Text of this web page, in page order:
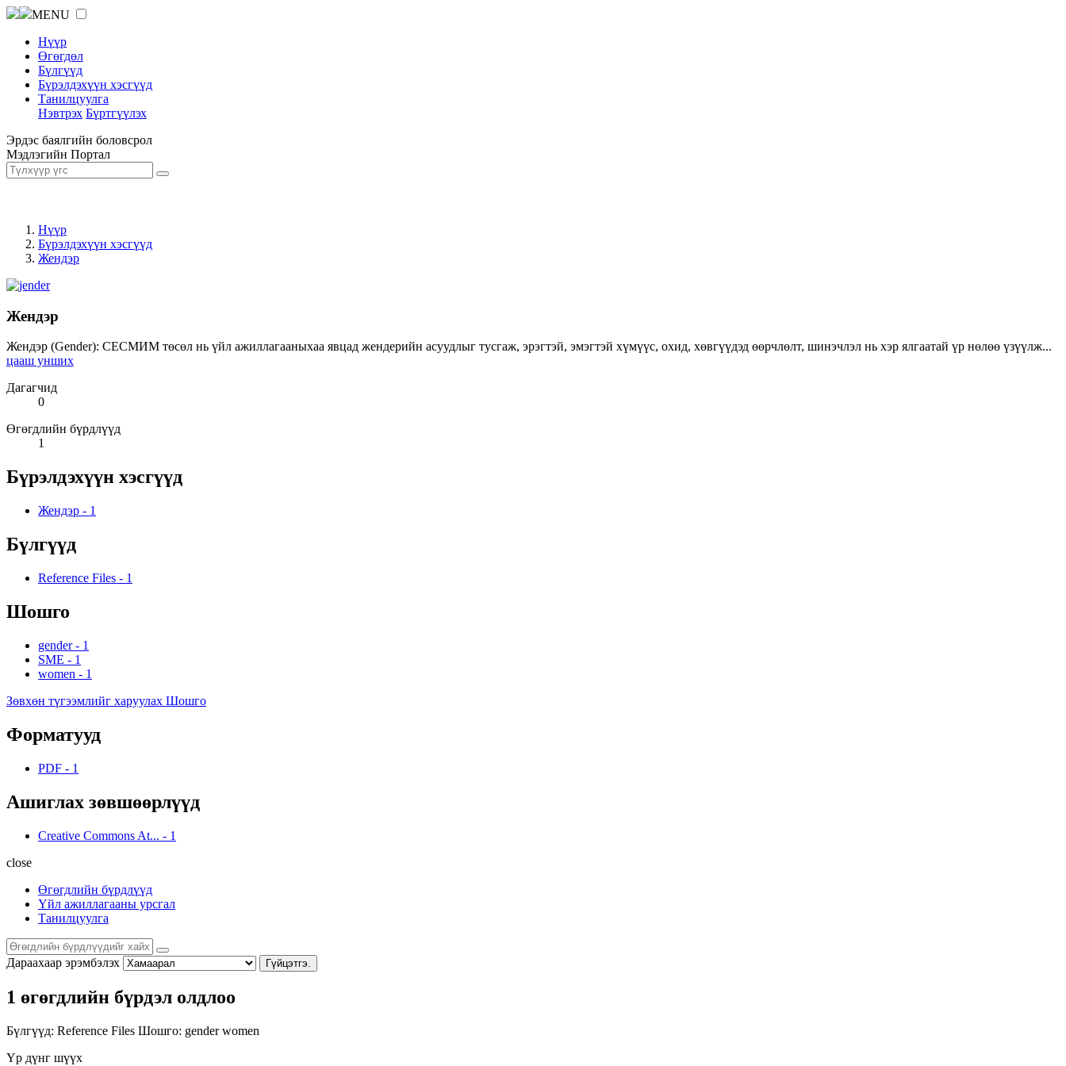
MENU
Нүүр
Өгөгдөл
Бүлгүүд
Бүрэлдэхүүн хэсгүүд
Танилцуулга
Нэвтрэх Бүртгүүлэх
Эрдэс баялгийн боловсрол
Мэдлэгийн Портал
Нүүр
Бүрэлдэхүүн хэсгүүд
Жендэр
Жендэр
Жендэр (Gender): СЕСМИМ төсөл нь үйл ажиллагааныхаа явцад жендерийн асуудлыг тусгаж, эрэгтэй, эмэгтэй хүмүүс, охид, хөвгүүдэд өөрчлөлт, шинэчлэл нь хэр ялгаатай үр нөлөө үзүүлж...
цааш унших
Дагагчид
0
Өгөгдлийн бүрдлүүд
1
Бүрэлдэхүүн хэсгүүд
Жендэр - 1
Бүлгүүд
Reference Files - 1
Шошго
gender - 1
SME - 1
women - 1
Зөвхөн түгээмлийг харуулах Шошго
Форматууд
PDF - 1
Ашиглах зөвшөөрлүүд
Creative Commons At... - 1
close
Өгөгдлийн бүрдлүүд
Үйл ажиллагааны урсгал
Танилцуулга
Дараахаар эрэмбэлэх Гүйцэтгэ.
1 өгөгдлийн бүрдэл олдлоо
Бүлгүүд: Reference Files Шошго: genderwomen
Үр дүнг шүүх